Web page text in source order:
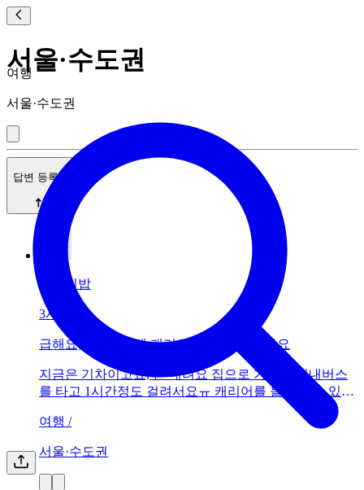
서울·수도권
여행
서울·수도권
답변 등록순
용가리밥
3시간 전
급해요)시내버스에 캐리어 들고 탈수 있나요
지금은 기차이고요, 곧 내려요 집으로 가는데 시내버스
를 타고 1시간정도 걸려서요ㅠ 캐리어를 들고 탈수 있다
면 자리(뒤에 2명앉는 자리)에 앉는게 맞는건가요...캐리
어를 옆에 둔다면 저만 앉을수 있잖아요... 아님 그냥 맘
고민됩니다ㅠ여긴 지방입니다.
여행 /
서울·수도권